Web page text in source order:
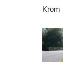
Krom